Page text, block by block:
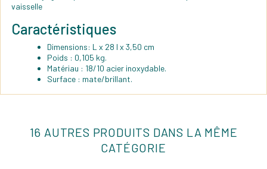
vaisselle
Caractéristiques
Dimensions: L x 28 l x 3,50 cm
Poids : 0,105 kg.
Matériau : 18/10 acier inoxydable.
Surface : mate/brillant.
16 AUTRES PRODUITS DANS LA MÊME
CATÉGORIE